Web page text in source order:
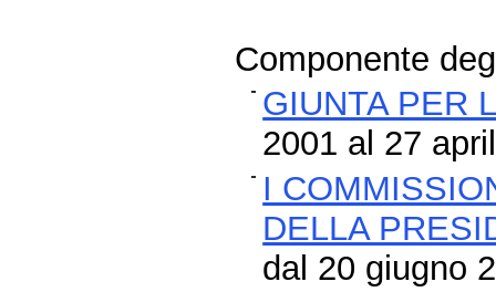
Componente
GIUNTA PER
2001 al 27
I
DELLA
dal 20 giugno